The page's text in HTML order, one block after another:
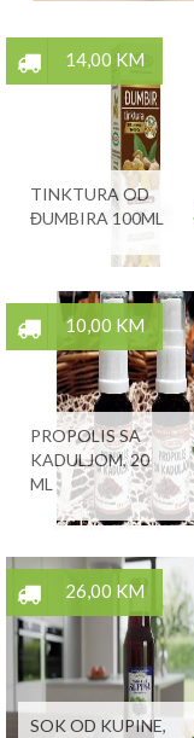
14,00 KM
TINKTURA OD
ĐUMBIRA 100ML
10,00 KM
PROPOLIS SA
KADULJOM, 20
ML
26,00 KM
SOK OD KUPINE,